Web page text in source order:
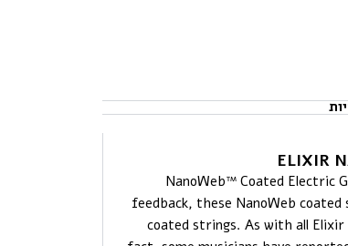
NanoWeb™ Coated Electric
feedback, these NanoWeb
coated strings. As with all